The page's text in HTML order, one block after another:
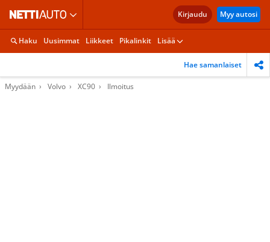
Kirjaudu Myy autosi
Haku Uusimmat Liikkeet Pikalinkit Lisää
Hae samanlaiset
Myydään Volvo XC90 Ilmoitus